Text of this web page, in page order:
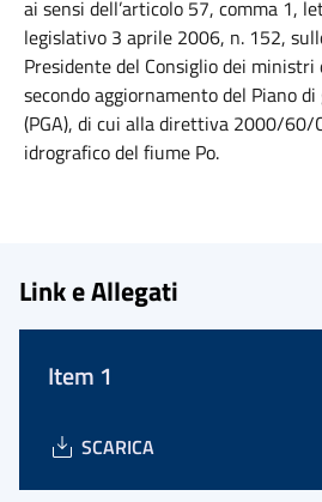
ai sensi dell’articolo 57, comma 1,
legislativo 3 aprile 2006, n. 152,
Presidente del Consiglio dei ministri
secondo aggiornamento del Piano
(PGA), di cui alla direttiva 2000/60/
idrografico del fiume Po.
Link e Allegati
Item 1
SCARICA